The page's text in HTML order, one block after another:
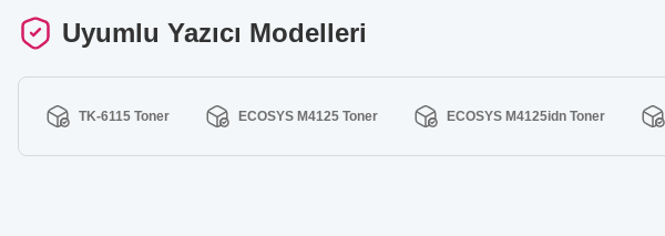
Uyumlu Yazıcı Modelleri
TK-6115 Toner ECOSYS M4125 Toner ECOSYS M4125idn Toner